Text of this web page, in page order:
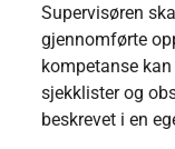
Supervisøren
gjennomførte
kompetanse
sjekklister og
beskrevet i en